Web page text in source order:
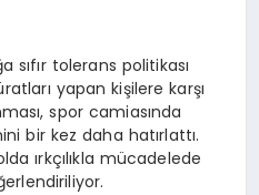
sıfır tolerans politikası
yapan kişilere karşı
spor camiasında
bir kez daha hatırlattı.
ırkçılıkla mücadelede